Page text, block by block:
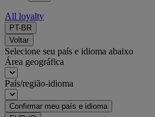
All loyalty
PT-BR
Voltar
Selecione seu país e idioma abaixo
Área geográfica
País/região-idioma
Confirmar meu país e idioma